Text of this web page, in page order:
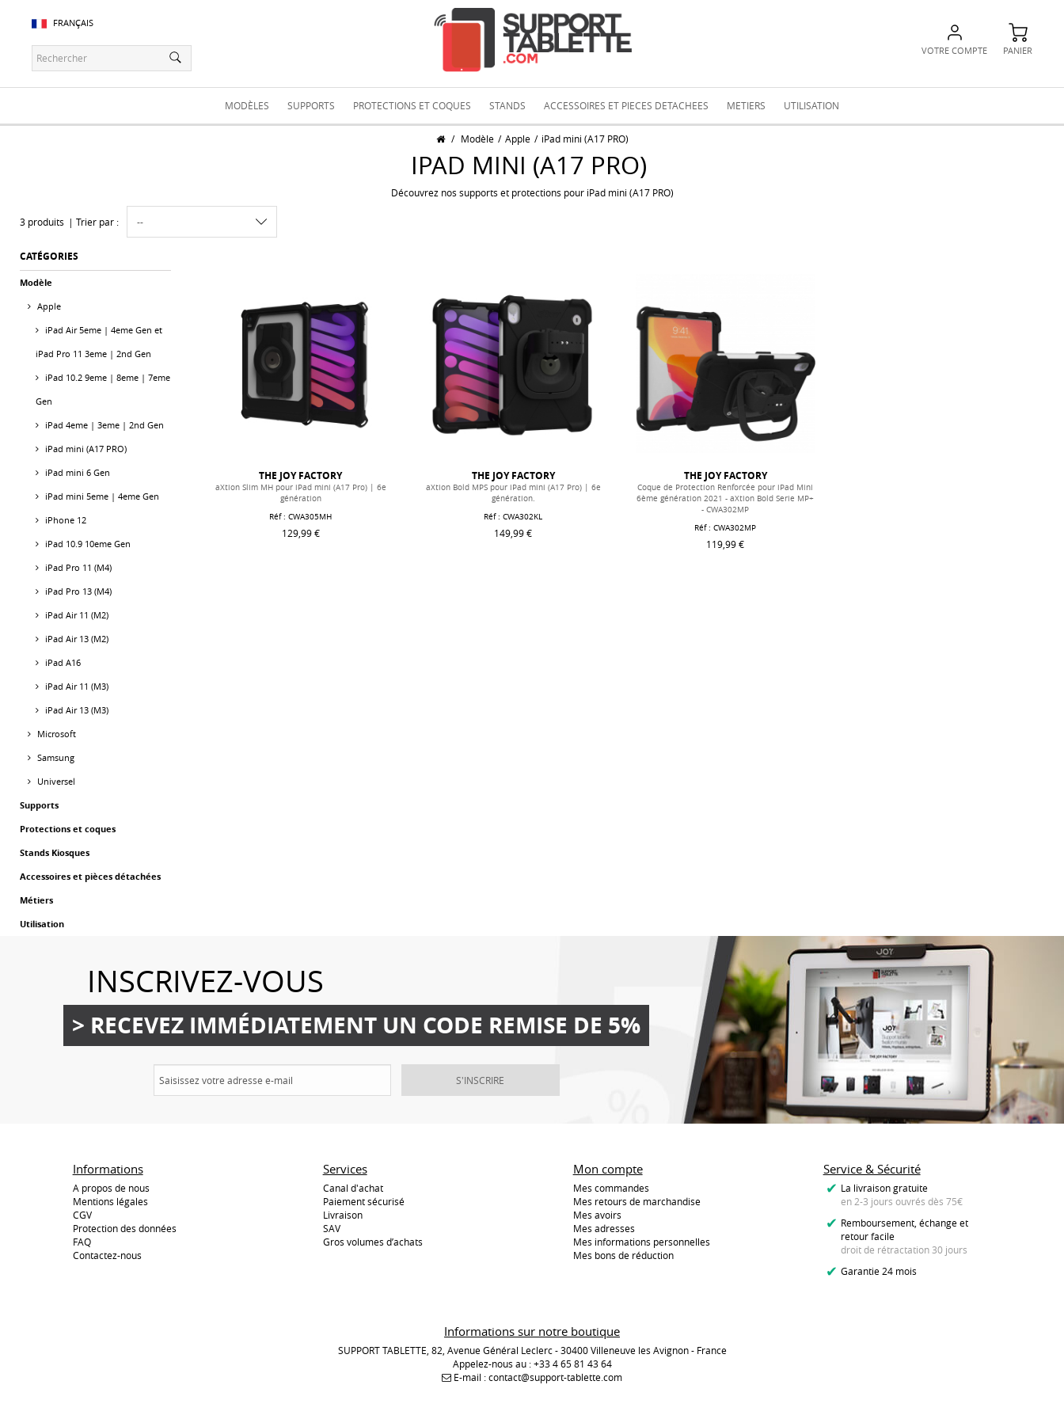
FRANÇAIS
VOTRE COMPTE PANIER
MODÈLES SUPPORTS PROTECTIONS ET COQUES STANDS ACCESSOIRES ET PIECES DETACHEES METIERS UTILISATION
/ Modèle / Apple / iPad mini (A17 PRO)
IPAD MINI (A17 PRO)
Découvrez nos supports et protections pour iPad mini (A17 PRO)
3 produits Trier par :
CATÉGORIES
Modèle
Apple
iPad Air 5eme | 4eme Gen et
iPad Pro 11 3eme | 2nd Gen
iPad 10.2 9eme | 8eme | 7eme
Gen
iPad 4eme | 3eme | 2nd Gen
iPad mini (A17 PRO)
iPad mini 6 Gen
iPad mini 5eme | 4eme Gen
iPhone 12
iPad 10.9 10eme Gen
iPad Pro 11 (M4)
iPad Pro 13 (M4)
iPad Air 11 (M2)
iPad Air 13 (M2)
iPad A16
iPad Air 11 (M3)
iPad Air 13 (M3)
Microsoft
Samsung
Universel
Supports
Protections et coques
Stands Kiosques
Accessoires et pièces détachées
Métiers
Utilisation
THE JOY FACTORY
aXtion Slim MH pour iPad mini (A17 Pro) | 6e
génération
Réf :CWA305MH
129,99 €
THE JOY FACTORY
aXtion Bold MPS pour iPad mini (A17 Pro) | 6e
génération.
Réf :CWA302KL
149,99 €
THE JOY FACTORY
Coque de Protection Renforcée pour iPad Mini
6ème génération 2021 - aXtion Bold Serie MP+
- CWA302MP
Réf :CWA302MP
119,99 €
INSCRIVEZ-VOUS
> RECEVEZ IMMÉDIATEMENT UN CODE REMISE DE 5%
S'INSCRIRE
Informations
A propos de nous
Mentions légales
CGV
Protection des données
FAQ
Contactez-nous
Services
Canal d'achat
Paiement sécurisé
Livraison
SAV
Gros volumes d’achats
Service & Sécurité
La livraison gratuite
en 2-3 jours ouvrés dès 75€
Remboursement, échange et
retour facile
droit de rétractation 30 jours
Garantie 24 mois
Mon compte
Mes commandes
Mes retours de marchandise
Mes avoirs
Mes adresses
Mes informations personnelles
Mes bons de réduction
Informations sur notre boutique
SUPPORT TABLETTE, 82, Avenue Général Leclerc - 30400 Villeneuve les Avignon - France
Appelez-nous au :+33 4 65 81 43 64
E-mail :contact@support-tablette.com